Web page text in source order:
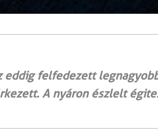
eddig felfedezett
A nyáron észlelt